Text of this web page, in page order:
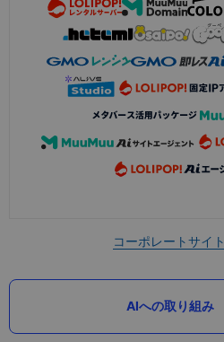
コーポレートサイト
AIへの取り組み